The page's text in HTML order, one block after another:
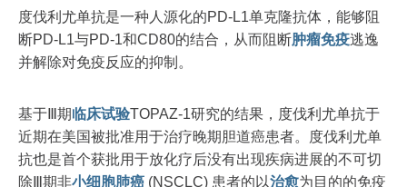
度伐利尤单抗是一种人源化的PD-L1单克隆抗体，能够阻
断PD-L1与PD-1和CD80的结合，从而阻断肿瘤免疫逃逸
并解除对免疫反应的抑制。
基于Ⅲ期临床试验TOPAZ-1研究的结果，度伐利尤单抗于
近期在美国被批准用于治疗晚期胆道癌患者。度伐利尤单
抗也是首个获批用于放化疗后没有出现疾病进展的不可切
除Ⅲ期非小细胞肺癌 (NSCLC) 患者的以治愈为目的的免疫